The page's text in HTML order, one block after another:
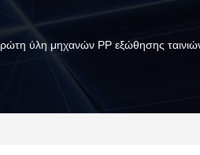
ύλη μηχανών PP εξώθησης